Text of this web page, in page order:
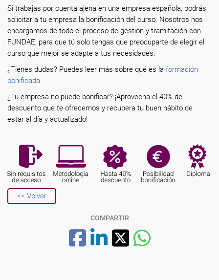
Si trabajas por cuenta ajena en una empresa española, podrás
solicitar a tu empresa la bonificación del curso. Nosotros nos
encargamos de todo el proceso de gestión y tramitación con
FUNDAE, para que tú solo tengas que preocuparte de elegir el
curso que mejor se adapte a tus necesidades.
¿Tienes dudas? Puedes leer más sobre qué es la formación
bonificada
¿Tu empresa no puede bonificar? ¡Aprovecha el 40% de
descuento que te ofrecemos y recupera tu buen hábito de
estar al día y actualizado!
<< Volver
COMPARTIR